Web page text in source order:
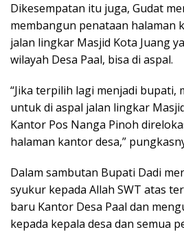
Dikesempatan itu juga, Gudat
membangun penataan halaman
jalan lingkar Masjid Kota Juang
wilayah Desa Paal, bisa di aspal.
“Jika terpilih lagi menjadi bupati,
untuk di aspal jalan lingkar
Kantor Pos Nanga Pinoh
halaman kantor desa,”
Dalam sambutan Bupati Dadi
syukur kepada Allah SWT atas
baru Kantor Desa Paal dan
kepada kepala desa dan semua